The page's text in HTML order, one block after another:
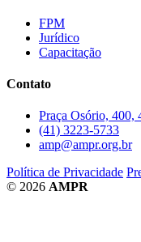
FPM
Jurídico
Capacitação
Contato
Praça Osório, 400,
(41) 3223-5733
amp@ampr.org.br
Política de Privacidade
© 2026 AMPR